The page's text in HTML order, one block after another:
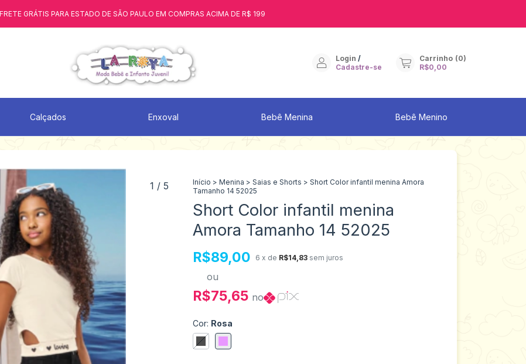
FRETE GRÁTIS PARA ESTADO DE SÃO PAULO EM COMPRAS ACIMA DE R$ 199
Login /
Cadastre-se
Carrinho (0)
R$0,00
Calçados Enxoval Bebê Menina Bebê Menino
1 / 5 Início > Menina > Saias e Shorts > Short Color infantil menina Amora
Tamanho 14 52025
Short Color infantil menina
Amora Tamanho 14 52025
R$89,00 6 x de R$14,83 sem juros
ou
R$75,65 no
Cor: Rosa